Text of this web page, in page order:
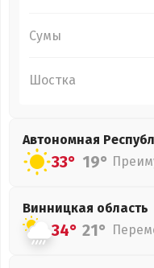
Сумы
Шостка
Автономная
33° 19°
Винницкая область
34° 21°